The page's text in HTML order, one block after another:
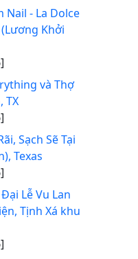
Nail - La Dolce
(Lương Khởi
và Thợ
TX
Sạch Sẽ Tại
Texas
Lễ Vu Lan
Tịnh Xá khu